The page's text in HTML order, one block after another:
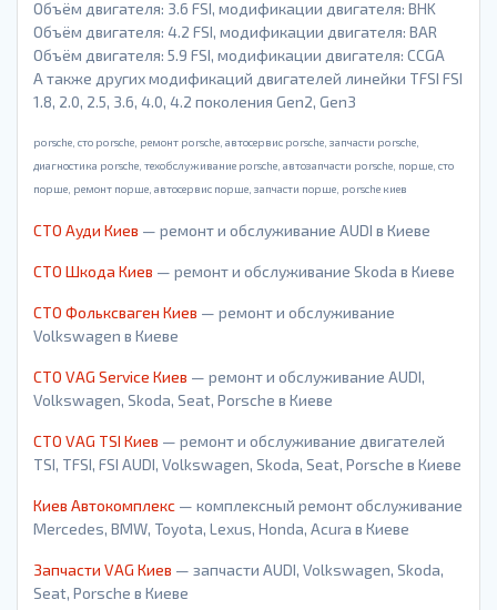
Объём двигателя: 3.6 FSI, модификации двигателя: BHK
Объём двигателя: 4.2 FSI, модификации двигателя: BAR
Объём двигателя: 5.9 FSI, модификации двигателя: CCGA
А также других модификаций двигателей линейки TFSI FSI
1.8, 2.0, 2.5, 3.6, 4.0, 4.2 поколения Gen2, Gen3
porsche, cто porsche, ремонт porsche, автосервис porsche, запчасти porsche,
диагностика porsche, техобслуживание porsche, автозапчасти porsche, порше, cто
порше, ремонт порше, автосервис порше, запчасти порше, porsche киев
СТО Ауди Киев — ремонт и обслуживание AUDI в Киеве
СТО Шкода Киев — ремонт и обслуживание Skoda в Киеве
СТО Фольксваген Киев — ремонт и обслуживание
Volkswagen в Киеве
СТО VAG Service Киев — ремонт и обслуживание AUDI,
Volkswagen, Skoda, Seat, Porsche в Киеве
СТО VAG TSI Киев — ремонт и обслуживание двигателей
TSI, TFSI, FSI AUDI, Volkswagen, Skoda, Seat, Porsche в Киеве
Киев Автокомплекс — комплексный ремонт обслуживание
Mercedes, BMW, Toyota, Lexus, Honda, Acura в Киеве
Запчасти VAG Киев — запчасти AUDI, Volkswagen, Skoda,
Seat, Porsche в Киеве